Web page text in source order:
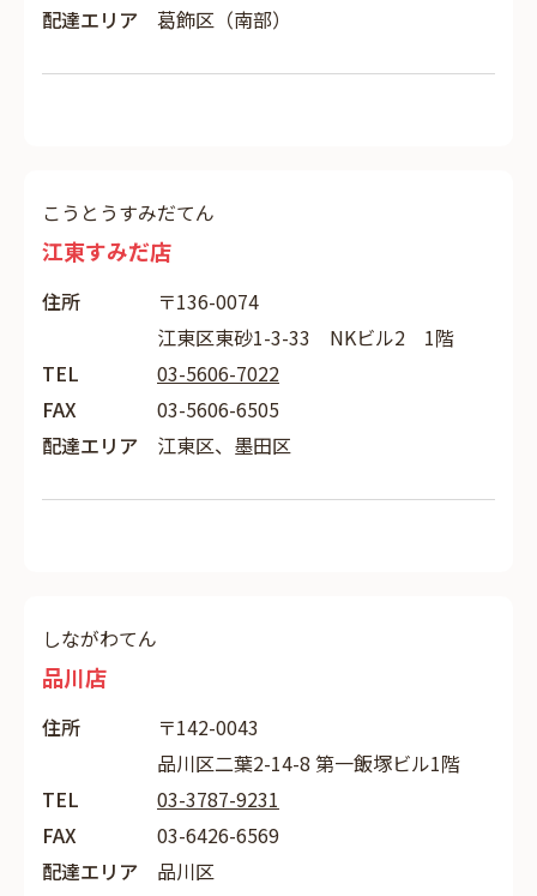
配達エリア
葛飾区（南部）
こうとうすみだてん
江東すみだ店
住所
〒136-0074
江東区東砂1-3-33 NKビル2 1階
TEL
03-5606-7022
FAX
03-5606-6505
配達エリア
江東区、墨田区
しながわてん
品川店
住所
〒142-0043
品川区二葉2-14-8 第一飯塚ビル1階
TEL
03-3787-9231
FAX
03-6426-6569
配達エリア
品川区